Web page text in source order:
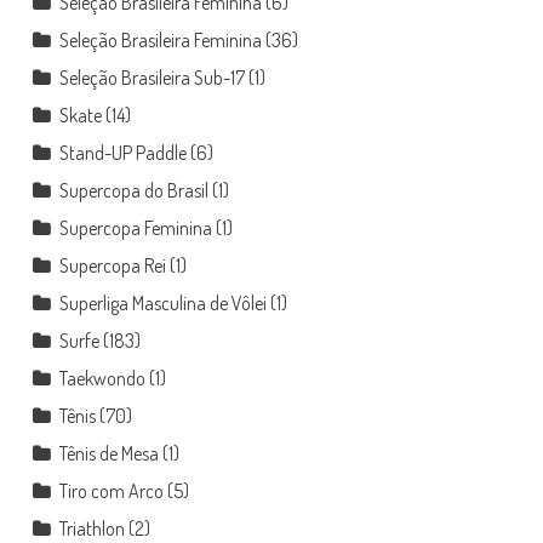
Seleção Brasileira Feminina (36)
Seleção Brasileira Sub-17(1)
Skate(14)
Stand-UP Paddle(6)
Supercopa do Brasil (1)
Supercopa Feminina (1)
Supercopa Rei (1)
Superliga Masculina de Vôlei (1)
Surfe(183)
Taekwondo (1)
Tênis(70)
Tênis de Mesa (1)
Tiro com Arco (5)
Triathlon (2)